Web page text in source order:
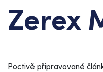
Zerex
Poctivě připravované